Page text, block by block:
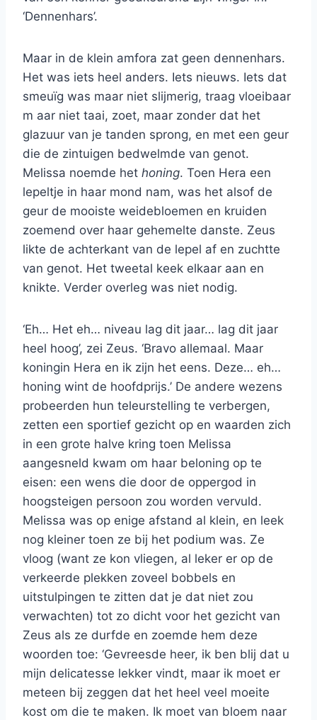
‘Dennenhars’.
Maar in de klein amfora zat geen dennenhars.
Het was iets heel anders. Iets nieuws. Iets dat
smeuïg was maar niet slijmerig, traag vloeibaar
m aar niet taai, zoet, maar zonder dat het
glazuur van je tanden sprong, en met een geur
die de zintuigen bedwelmde van genot.
Melissa noemde het honing. Toen Hera een
lepeltje in haar mond nam, was het alsof de
geur de mooiste weidebloemen en kruiden
zoemend over haar gehemelte danste. Zeus
likte de achterkant van de lepel af en zuchtte
van genot. Het tweetal keek elkaar aan en
knikte. Verder overleg was niet nodig.
‘Eh… Het eh… niveau lag dit jaar… lag dit jaar
heel hoog’, zei Zeus. ‘Bravo allemaal. Maar
koningin Hera en ik zijn het eens. Deze… eh…
honing wint de hoofdprijs.’ De andere wezens
probeerden hun teleurstelling te verbergen,
zetten een sportief gezicht op en waarden zich
in een grote halve kring toen Melissa
aangesneld kwam om haar beloning op te
eisen: een wens die door de oppergod in
hoogsteigen persoon zou worden vervuld.
Melissa was op enige afstand al klein, en leek
nog kleiner toen ze bij het podium was. Ze
vloog (want ze kon vliegen, al leker er op de
verkeerde plekken zoveel bobbels en
uitstulpingen te zitten dat je dat niet zou
verwachten) tot zo dicht voor het gezicht van
Zeus als ze durfde en zoemde hem deze
woorden toe: ‘Gevreesde heer, ik ben blij dat u
mijn delicatesse lekker vindt, maar ik moet er
meteen bij zeggen dat het heel veel moeite
kost om die te maken. Ik moet van bloem naar